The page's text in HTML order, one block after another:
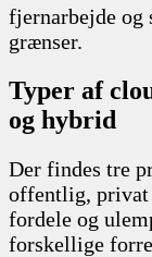
fjernarbejde og
grænser.
Typer af
og hybrid
Der findes tre
offentlig, privat
fordele og
forskellige